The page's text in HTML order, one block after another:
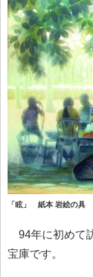
「眩」 紙本 岩絵の具
94年に初めて
宝庫です。